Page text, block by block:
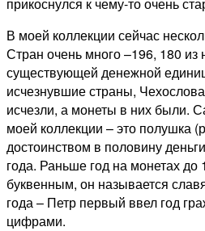
В моей коллекции сейчас
Стран очень много –196, 180 из
существующей денежной
исчезнувшие страны,
исчезли, а монеты в них были.
моей коллекции – это полушка
достоинством в половину
года. Раньше год на монетах до
буквенным, он называется
года – Петр первый ввел год
цифрами.